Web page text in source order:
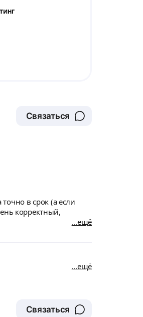
Связаться
в срок (а если
корректный,
ещё
ещё
Связаться